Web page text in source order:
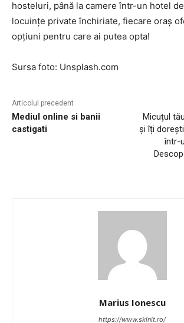
hosteluri, până la camere într-un hotel
locuințe private închiriate, fiecare oraș
opțiuni pentru care ai putea opta!
Sursa foto: Unsplash.com
Articolul precedent
Mediul online si banii
castigati
Micuțul
și îți
într-
Marius Ionescu
https://www.skinit.ro/